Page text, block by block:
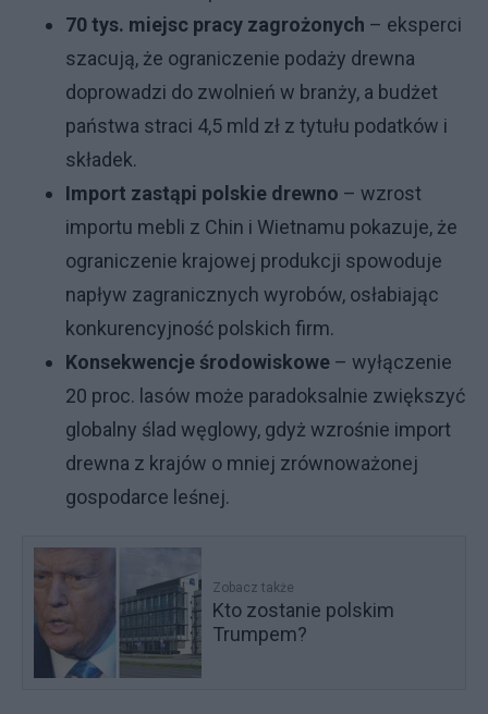
70 tys. miejsc pracy zagrożonych – eksperci
szacują, że ograniczenie podaży drewna
doprowadzi do zwolnień w branży, a budżet
państwa straci 4,5 mld zł z tytułu podatków i
składek.
Import zastąpi polskie drewno – wzrost
importu mebli z Chin i Wietnamu pokazuje, że
ograniczenie krajowej produkcji spowoduje
napływ zagranicznych wyrobów, osłabiając
konkurencyjność polskich firm.
Konsekwencje środowiskowe – wyłączenie
20 proc. lasów może paradoksalnie zwiększyć
globalny ślad węglowy, gdyż wzrośnie import
drewna z krajów o mniej zrównoważonej
gospodarce leśnej.
Zobacz także
Kto zostanie polskim
Trumpem?